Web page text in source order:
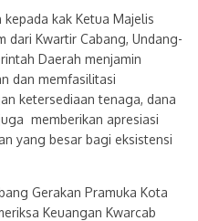
kak Ketua Majelis
dari Kwartir Cabang, Undang-
Daerah menjamin
dan memfasilitasi
ketersediaan tenaga, dana
memberikan apresiasi
yang besar bagi eksistensi
Gerakan Pramuka Kota
Keuangan Kwarcab